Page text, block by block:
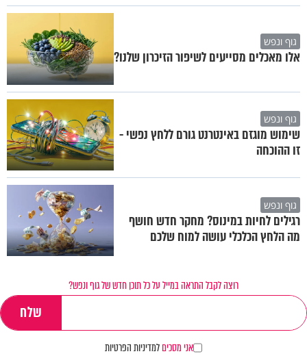
גוף ונפש
אלו מאכלים מסייעים לשיפור הזיכרון שלנו?
גוף ונפש
שימוש מוגזם באינטרנט גורם ללחץ נפשי -
זו ההוכחה
גוף ונפש
רגילים לחיות במינוס? מחקר חדש חושף
מה הלחץ הכלכלי עושה למוח שלכם
רוצה לקבל התראה במייל על כל תוכן חדש של גוף ונפש?
אני מסכיםלמדיניות הפרטיות